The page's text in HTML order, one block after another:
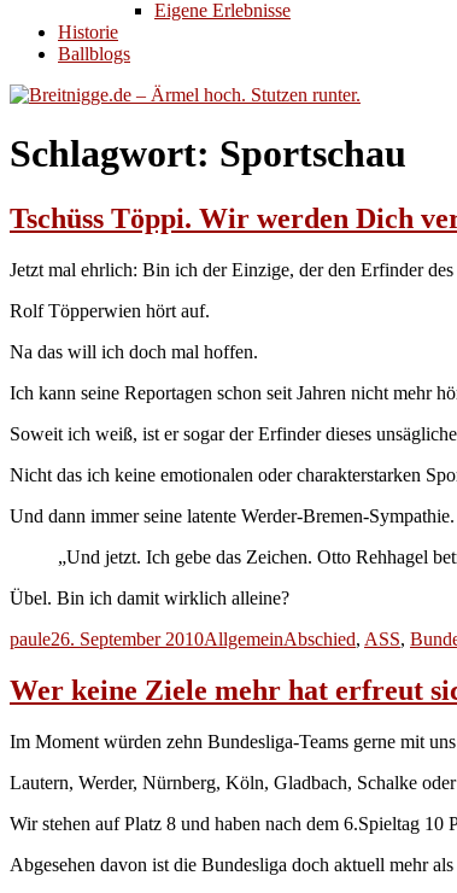
Eigene Erlebnisse
Historie
Ballblogs
Schlagwort: Sportschau
Tschüss Töppi. Wir werden Dich
Jetzt mal ehrlich: Bin ich der Einzige, der den Erfinder
Rolf Töpperwien hört auf.
Na das will ich doch mal hoffen.
Ich kann seine Reportagen schon seit Jahren nicht mehr
Soweit ich weiß, ist er sogar der Erfinder dieses
Nicht das ich keine emotionalen oder charakterstarken
Und dann immer seine latente Werder-Bremen-Sympathie.
„Und jetzt. Ich gebe das Zeichen. Otto Rehhagel
Übel. Bin ich damit wirklich alleine?
Autor
pauleVeröffentlicht
26. September 2010Kategorien
AllgemeinSchlagwörter
Abschied, ASS,
Wer keine Ziele mehr hat erfreut
Im Moment würden zehn Bundesliga-Teams gerne mit
Lautern, Werder, Nürnberg, Köln, Gladbach, Schalke
Wir stehen auf Platz 8 und haben nach dem 6.Spieltag
Abgesehen davon ist die Bundesliga doch aktuell mehr als